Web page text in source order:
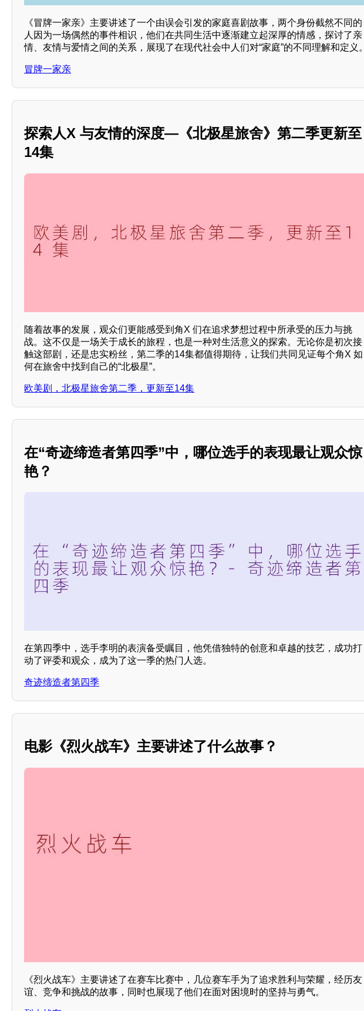
《冒牌一家亲》主要讲述了一个由误会引发的家庭喜剧故事，两个身份截然不同的
人因为一场偶然的事件相识，他们在共同生活中逐渐建立起深厚的情感，探讨了亲
情、友情与爱情之间的关系，展现了在现代社会中人们对“家庭”的不同理解和定义。
冒牌一家亲
探索人X 与友情的深度—《北极星旅舍》第二季更新至
14集
随着故事的发展，观众们更能感受到角X 们在追求梦想过程中所承受的压力与挑
战。这不仅是一场关于成长的旅程，也是一种对生活意义的探索。无论你是初次接
触这部剧，还是忠实粉丝，第二季的14集都值得期待，让我们共同见证每个角X 如
何在旅舍中找到自己的“北极星”。
欧美剧，北极星旅舍第二季，更新至14集
在“奇迹缔造者第四季”中，哪位选手的表现最让观众惊
艳？
在第四季中，选手李明的表演备受瞩目，他凭借独特的创意和卓越的技艺，成功打
动了评委和观众，成为了这一季的热门人选。
奇迹缔造者第四季
电影《烈火战车》主要讲述了什么故事？
《烈火战车》主要讲述了在赛车比赛中，几位赛车手为了追求胜利与荣耀，经历友
谊、竞争和挑战的故事，同时也展现了他们在面对困境时的坚持与勇气。